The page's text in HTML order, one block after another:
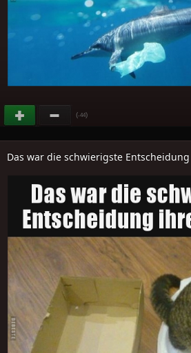
(-44)
Das war die schwierigste